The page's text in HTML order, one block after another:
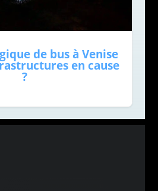
de bus à Venise
en cause
?